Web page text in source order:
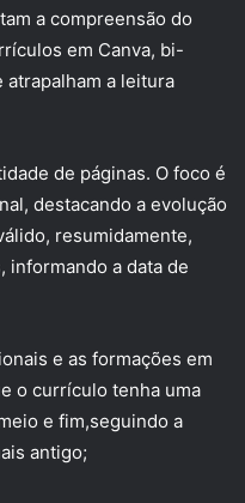
a compreensão do
em Canva, bi-
a leitura
de páginas. O foco é
destacando a evolução
resumidamente,
informando a data de
e as formações em
o currículo tenha uma
e fim,seguindo a
antigo;